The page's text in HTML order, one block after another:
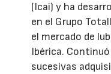
(Icai) y ha
en el Grupo
el mercado de
Ibérica.
sucesivas